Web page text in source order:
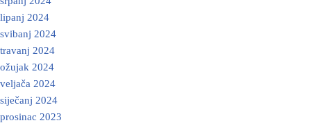
lipanj 2024
svibanj 2024
travanj 2024
ožujak 2024
veljača 2024
siječanj 2024
prosinac 2023